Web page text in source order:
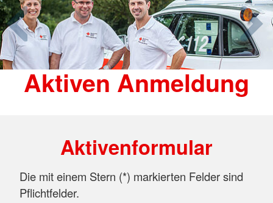
Aktiven Anmeldung
Aktivenformular
Die mit einem Stern (*) markierten Felder sind
Pflichtfelder.